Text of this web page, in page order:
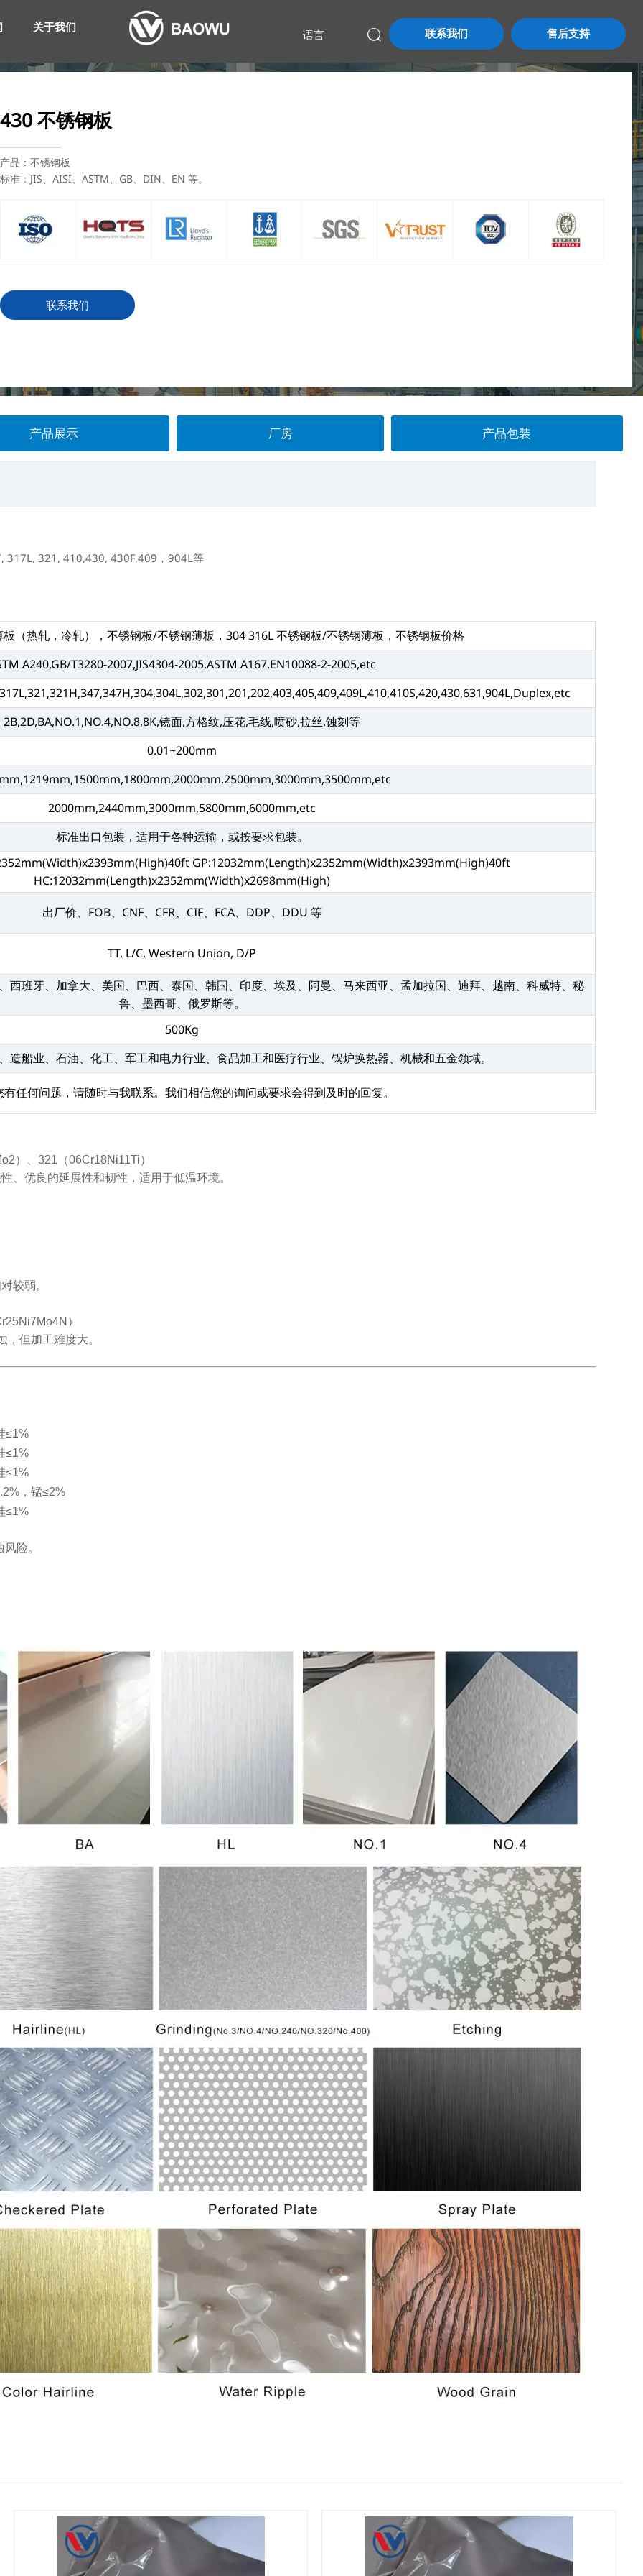
关于我们
语言  联系我们 售后支持
430 不锈钢板
产品：不锈钢板
标准：JIS、AISI、ASTM、GB、DIN、EN 等。
联系我们
产品展示 厂房 产品包装
317L, 321, 410,430, 430F,409，904L等
（热轧，冷轧），不锈钢板/不锈钢薄板，304 316L 不锈钢板/不锈钢薄板，不锈钢板价格
A240,GB/T3280-2007,JIS4304-2005,ASTM A167,EN10088-2-2005,etc
2B,2D,BA,NO.1,NO.4,NO.8,8K,镜面,方格纹,压花,毛线,喷砂,拉丝,蚀刻等
0.01~200mm
2000mm,2440mm,3000mm,5800mm,6000mm,etc
标准出口包装，适用于各种运输，或按要求包装。
GP:12032mm(Length)x2352mm(Width)x2393mm(High)40ft
HC:12032mm(Length)x2352mm(Width)x2698mm(High)
出厂价、FOB、CNF、CFR、CIF、FCA、DDP、DDU 等
TT, L/C, Western Union, D/P
西班牙、加拿大、美国、巴西、泰国、韩国、印度、埃及、阿曼、马来西亚、孟加拉国、迪拜、越南、科威特、秘
鲁、墨西哥、俄罗斯等。
500Kg
造船业、石油、化工、军工和电力行业、食品加工和医疗行业、锅炉换热器、机械和五金领域。
有任何问题，请随时与我联系。我们相信您的询问或要求会得到及时的回复。
）、321（06Cr18Ni11Ti）
、优良的延展性和韧性，适用于低温环境。
较弱。
）
但加工难度大。
≤1%
≤1%
≤1%
，锰≤2%
≤1%
险。